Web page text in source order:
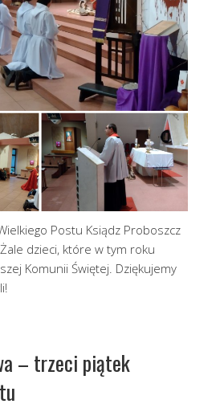
Postu Ksiądz Proboszcz
dzieci, które w tym roku
Komunii Świętej. Dziękujemy
– trzeci piątek